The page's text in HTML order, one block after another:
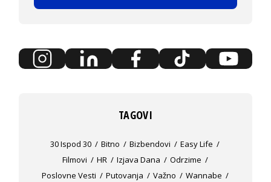
TAGOVI
30 Ispod 30 Bitno Bizbendovi
Easy Life
Filmovi
HR Izjava Dana
Odrzime
Poslovne Vesti
Putovanja Važno
Wannabe